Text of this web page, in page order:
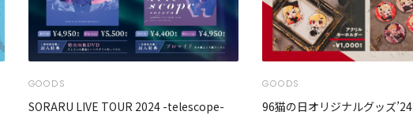
GOODS
SORARU LIVE TOUR 2024 -telescope-
GOODS
96猫の日オリジナルグッズ’24